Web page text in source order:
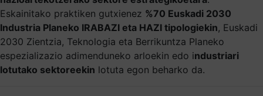
Eskainitako praktiken gutxienez %70 Euskadi 2030
Industria Planeko IRABAZI eta HAZI tipologiekin, Euskadi
2030 Zientzia, Teknologia eta Berrikuntza Planeko
espezializazio adimenduneko arloekin edo industriari
lotutako sektoreekin lotuta egon beharko da.